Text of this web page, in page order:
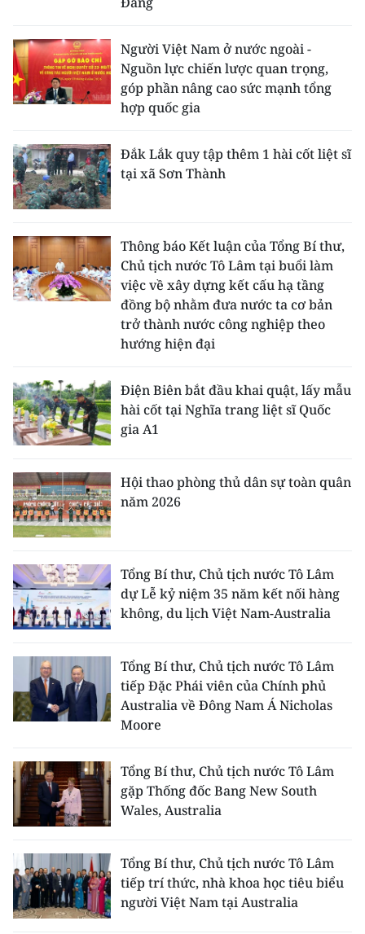
Người Việt Nam ở nước ngoài -
Nguồn lực chiến lược quan trọng,
góp phần nâng cao sức mạnh tổng
hợp quốc gia
Đắk Lắk quy tập thêm 1 hài cốt liệt sĩ
tại xã Sơn Thành
Thông báo Kết luận của Tổng Bí thư,
Chủ tịch nước Tô Lâm tại buổi làm
việc về xây dựng kết cấu hạ tầng
đồng bộ nhằm đưa nước ta cơ bản
trở thành nước công nghiệp theo
hướng hiện đại
Điện Biên bắt đầu khai quật, lấy mẫu
hài cốt tại Nghĩa trang liệt sĩ Quốc
gia A1
Hội thao phòng thủ dân sự toàn quân
năm 2026
Tổng Bí thư, Chủ tịch nước Tô Lâm
dự Lễ kỷ niệm 35 năm kết nối hàng
không, du lịch Việt Nam-Australia
Tổng Bí thư, Chủ tịch nước Tô Lâm
tiếp Đặc Phái viên của Chính phủ
Australia về Đông Nam Á Nicholas
Moore
Tổng Bí thư, Chủ tịch nước Tô Lâm
gặp Thống đốc Bang New South
Wales, Australia
Tổng Bí thư, Chủ tịch nước Tô Lâm
tiếp trí thức, nhà khoa học tiêu biểu
người Việt Nam tại Australia